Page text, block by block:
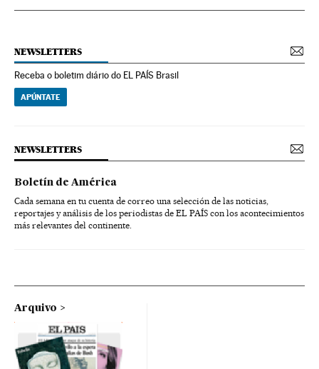
NEWSLETTERS
Receba o boletim diário do EL PAÍS Brasil
APÚNTATE
NEWSLETTERS
Boletín de América
Cada semana en tu cuenta de correo una selección de las noticias,
reportajes y análisis de los periodistas de EL PAÍS con los acontecimientos
más relevantes del continente.
Arquivo